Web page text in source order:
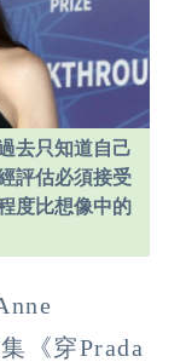
去只知道自己
評估必須接受
度比想像中的
《穿Prada